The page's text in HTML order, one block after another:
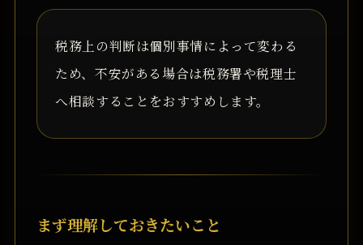
税務上の判断は個別事情によって変わる
ため、不安がある場合は税務署や税理士
へ相談することをおすすめします。
まず理解しておきたいこと